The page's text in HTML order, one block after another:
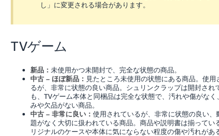
し」に変更される場合があります。
TVゲーム
新品： 未使用かつ未開封で、完全な状態の商品。
中古 – ほぼ新品： 見たところ未使用の状態にある商品。使用
るが、非常に状態の良い商品。シュリンクラップは開封され
も、TVゲーム本体と同梱品は完全な状態で、汚れや傷がなく
みや欠品がない商品。
中古 – 非常に良い： 使用されているが、非常に状態の良い、
題がなく大切に扱われている商品。商品や説明書は揃ってい
リジナルのケースや本体に気にならない程度の傷や汚れがあ